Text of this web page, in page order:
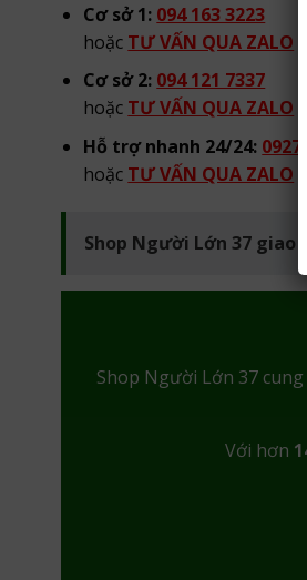
Cơ sở 1: 094 163 3223
hoặc TƯ VẤN QUA ZALO
Cơ sở 2: 094 121 7337
hoặc TƯ VẤN QUA ZALO
Hỗ trợ nhanh 24/24: 0927
hoặc TƯ VẤN QUA ZALO
Shop Người Lớn 37
Shop Người Lớn 37
Với hơn